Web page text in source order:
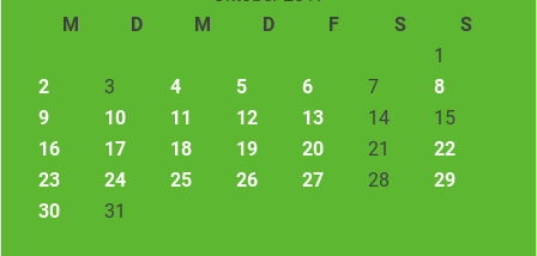
M
D M D F S
S
1
2
3 4 5 6 7
8
9
10 11 12 13 14
15
16
17 18 19 20 21
22
23
24 25 26 27 28
29
30
31